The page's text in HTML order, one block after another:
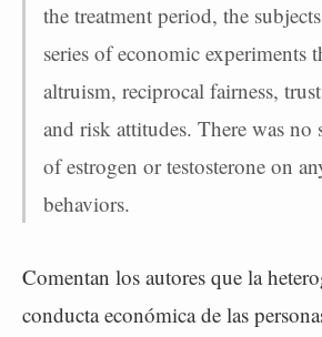
the treatment period, the
series of economic experiments
altruism, reciprocal fairness,
and risk attitudes. There was no
of estrogen or testosterone on
behaviors.
Comentan los autores que la
conducta económica de las